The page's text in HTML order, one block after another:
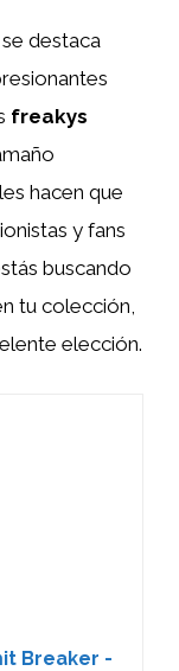
se destaca
freakys
hacen que
y fans
buscando
tu colección,
elección.
Breaker -